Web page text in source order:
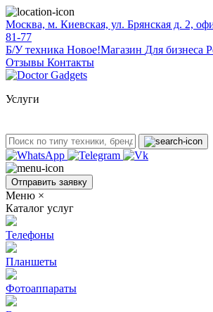
Москва, м. Киевская, ул. Брянская д. 2,
81-77
Б/У техникa Новое!Магазин Для бизнеса
Отзывы Контакты
Услуги
Отправить заявку
Меню ×
Каталог услуг
Телефоны
Планшеты
Фотоаппараты